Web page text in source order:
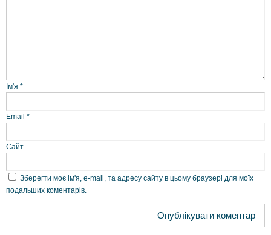
Ім'я *
Email *
Сайт
Зберегти моє ім'я, e-mail, та адресу сайту в цьому браузері для моїх
подальших коментарів.